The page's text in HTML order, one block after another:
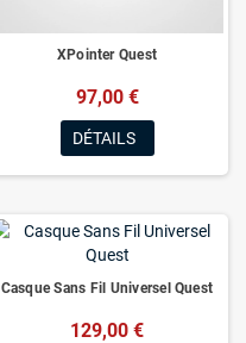
XPointer Quest
97,00 €
DÉTAILS
Casque Sans Fil Universel Quest
129,00 €